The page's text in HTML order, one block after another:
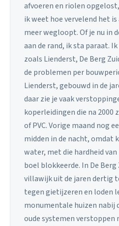
afvoeren en riolen
ik weet hoe vervelend het
meer wegloopt. Of je nu in
aan de rand, ik sta paraat.
zoals Lienderst, De Berg
de problemen per
Lienderst, gebouwd in de
daar zie je vaak
koperleidingen die na 2000
of PVC. Vorige maand nog
midden in de nacht, omdat
water, met die hardheid van
boel blokkeerde. In De
villawijk uit de jaren dertig
tegen gietijzeren en loden
monumentale huizen nabij
oude systemen